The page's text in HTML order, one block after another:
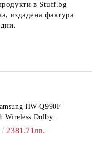
в Stuff.bg
издадена фактура
HW-Q990F
Wireless Dolby
Atmos Model 2025 Black
2381.71лв.